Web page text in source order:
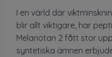
I en värld där
blir allt viktigare, har
Melanotan 2 fått stor
syntetiska ämnen